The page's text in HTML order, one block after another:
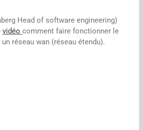
Head of software engineering)
vidéo comment faire fonctionner le
réseau wan (réseau étendu).